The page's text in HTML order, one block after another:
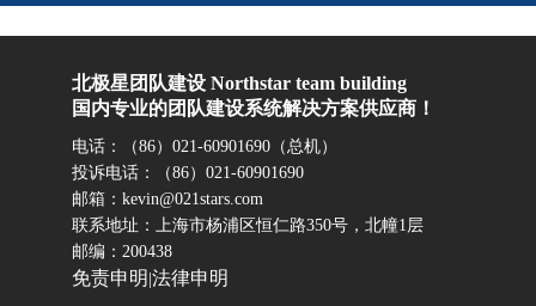
北极星团队建设 Northstar team building
国内专业的团队建设系统解决方案供应商！
电话：（86）021-60901690（总机）
投诉电话：（86）021-60901690
邮箱：kevin@021stars.com
联系地址：上海市杨浦区恒仁路350号，北幢1层
邮编：200438
免责申明 法律申明